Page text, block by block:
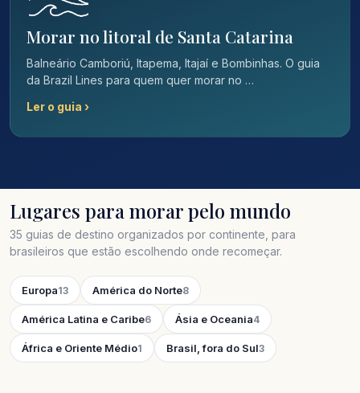
Morar no litoral de Santa Catarina
Balneário Camboriú, Itapema, Itajaí e Bombinhas. O guia
da Brazil Lines para quem quer morar no …
Ler o guia ›
Lugares para morar pelo mundo
35 guias de destino organizados por continente, para
brasileiros que estão escolhendo onde recomeçar.
Europa13 América do Norte8
América Latina e Caribe6 Ásia e Oceania4
África e Oriente Médio1 Brasil, fora do Sul3